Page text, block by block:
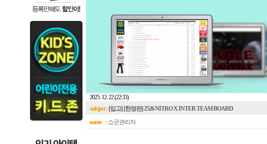
2025. 12. 22 (22:33)
subject : [입고] [한정판] 2526 NITRO X INTER TEAM BOARD
name : 쇼군관리자